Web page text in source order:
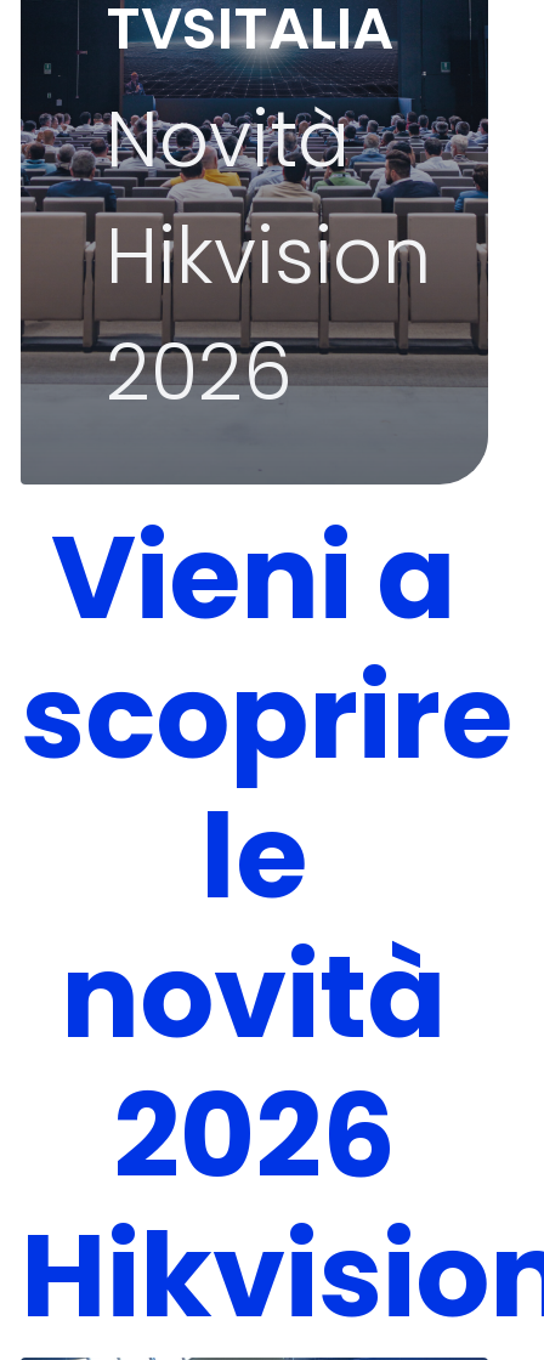
Vieni a
scoprire
le
novità
2026
TVSITALIA
Novità
Hikvision
2026